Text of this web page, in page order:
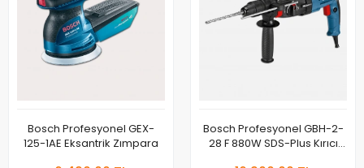
Bosch Profesyonel GEX-
125-1AE Eksantrik Zımpara
Bosch Profesyonel GBH-2-
28 F 880W SDS-Plus Kırıcı